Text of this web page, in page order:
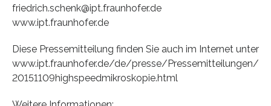
friedrich.schenk@ipt.fraunhofer.de
www.ipt.fraunhofer.de
Diese Pressemitteilung finden Sie auch im Internet unter
www.ipt.fraunhofer.de/de/presse/Pressemitteilungen/
20151109highspeedmikroskopie.html